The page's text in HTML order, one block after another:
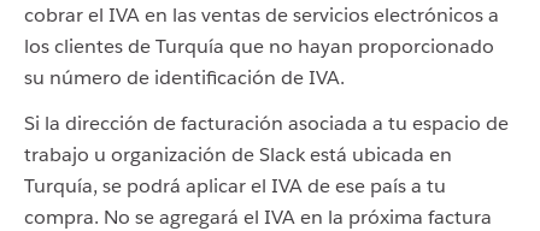
cobrar el IVA en las ventas de servicios electrónicos a
los clientes de Turquía que no hayan proporcionado
su número de identificación de IVA.
Si la dirección de facturación asociada a tu espacio de
trabajo u organización de Slack está ubicada en
Turquía, se podrá aplicar el IVA de ese país a tu
compra. No se agregará el IVA en la próxima factura